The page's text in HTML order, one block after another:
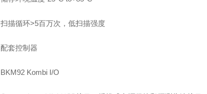
扫描循环>5百万次，低扫描强度
配套控制器
BKM92 Kombi I/O